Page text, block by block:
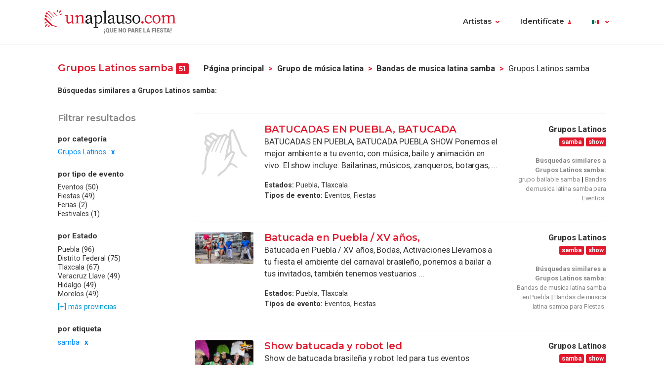
Artistas Identifícate
Grupos Latinos samba 51 Página principal Grupo de música latina Bandas de musica latina samba Grupos Latinos samba
Búsquedas similares a Grupos Latinos samba:
Filtrar resultados
por categoría
Grupos Latinos
por tipo de evento
Eventos (50)
Fiestas (49)
Ferias (2)
Festivales (1)
por Estado
Puebla (96)
Distrito Federal (75)
Tlaxcala (67)
Veracruz Llave (49)
Hidalgo (49)
Morelos (49)
[+] más provincias
por etiqueta
samba
BATUCADAS EN PUEBLA, BATUCADA
BATUCADAS EN PUEBLA, BATUCADA PUEBLA SHOW Ponemos el
mejor ambiente a tu evento; con música, baile y animación en
vivo. El show incluye: Bailarinas, músicos, zanqueros, botargas, ...
Estados: Puebla, Tlaxcala
Tipos de evento: Eventos, Fiestas
Grupos Latinos
samba show
Búsquedas similares a
Grupos Latinos samba:
grupo bailable samba
Bandas
de musica latina samba para
Eventos
Batucada en Puebla / XV años,
Batucada en Puebla / XV años, Bodas, Activaciones Llevamos a
tu fiesta el ambiente del carnaval brasileño, ponemos a bailar a
tus invitados, también tenemos vestuarios ...
Estados: Puebla, Tlaxcala
Tipos de evento: Eventos, Fiestas
Grupos Latinos
samba show
Búsquedas similares a
Grupos Latinos samba:
Bandas de musica latina samba
en Puebla
Bandas de musica
latina samba para Fiestas
Show batucada y robot led
Show de batucada brasileña y robot led para tus eventos
Grupos Latinos
samba show